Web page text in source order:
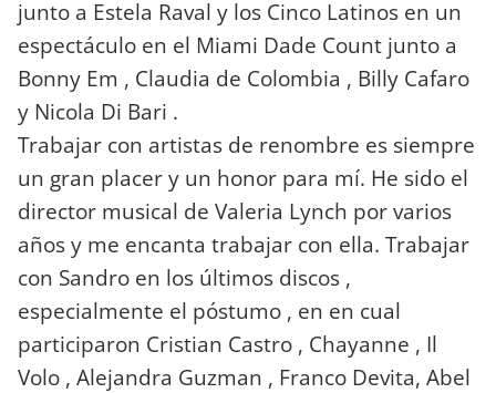
junto a Estela Raval y los Cinco Latinos en un
espectáculo en el Miami Dade Count junto a
Bonny Em , Claudia de Colombia , Billy Cafaro
y Nicola Di Bari .
Trabajar con artistas de renombre es siempre
un gran placer y un honor para mí. He sido el
director musical de Valeria Lynch por varios
años y me encanta trabajar con ella. Trabajar
con Sandro en los últimos discos ,
especialmente el póstumo , en en cual
participaron Cristian Castro , Chayanne , Il
Volo , Alejandra Guzman , Franco Devita, Abel